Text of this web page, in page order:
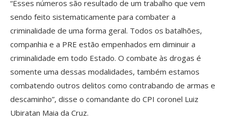
“Esses números são resultado de um trabalho que vem
sendo feito sistematicamente para combater a
criminalidade de uma forma geral. Todos os batalhões,
companhia e a PRE estão empenhados em diminuir a
criminalidade em todo Estado. O combate às drogas é
somente uma dessas modalidades, também estamos
combatendo outros delitos como contrabando de armas e
descaminho”, disse o comandante do CPI coronel Luiz
Ubiratan Maia da Cruz.